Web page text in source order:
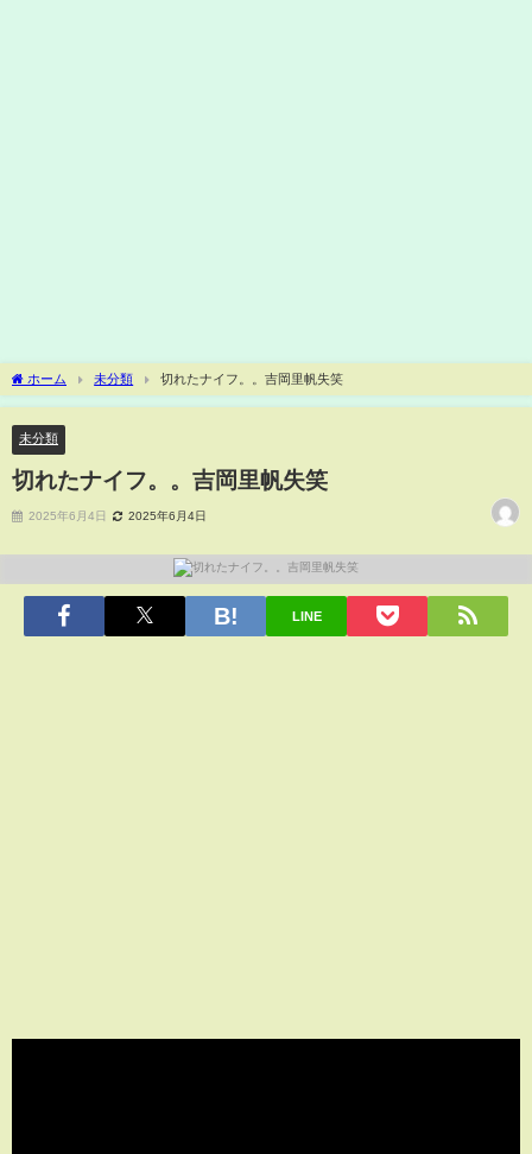
ホーム 未分類 切れたナイフ。。吉岡里帆失笑
未分類
切れたナイフ。。吉岡里帆失笑
2025年6月4日 2025年6月4日
LINE